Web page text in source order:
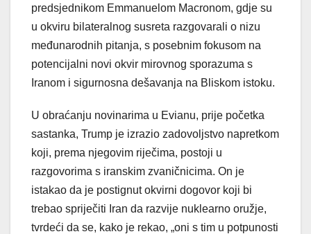
predsjednikom Emmanuelom Macronom, gdje su
u okviru bilateralnog susreta razgovarali o nizu
međunarodnih pitanja, s posebnim fokusom na
potencijalni novi okvir mirovnog sporazuma s
Iranom i sigurnosna dešavanja na Bliskom istoku.
U obraćanju novinarima u Evianu, prije početka
sastanka, Trump je izrazio zadovoljstvo napretkom
koji, prema njegovim riječima, postoji u
razgovorima s iranskim zvaničnicima. On je
istakao da je postignut okvirni dogovor koji bi
trebao spriječiti Iran da razvije nuklearno oružje,
tvrdeći da se, kako je rekao, „oni s tim u potpunosti